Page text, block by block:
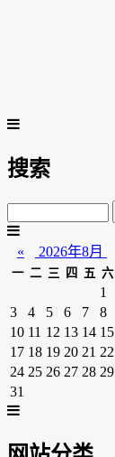
搜索
« 2026年8月
一 二 三 四 五 六
1
3
4 5 6 7 8
10 11 12 13 14 15
17 18 19 20 21 22
24 25 26 27 28 29
31